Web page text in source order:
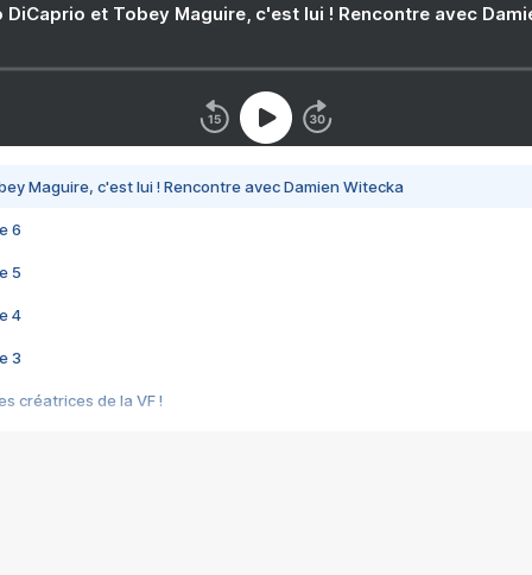
DiCaprio et Tobey Maguire, c'est lui ! Rencontre avec
Maguire, c'est lui ! Rencontre avec Damien Witecka
6
5
4
3
créatrices de la VF !